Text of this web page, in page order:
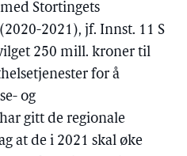
Stortingets
2021), jf. Innst. 11 S
250 mill. kroner til
for å
og
gitt de regionale
at de i 2021 skal øke